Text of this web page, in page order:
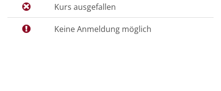
Kurs ausgefallen
Keine Anmeldung möglich